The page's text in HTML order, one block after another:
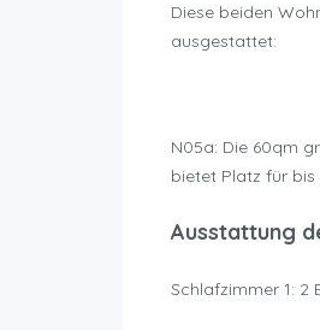
Diese beiden
ausgestattet:
N05a: Die 60qm
bietet Platz für bis
Ausstattung
Schlafzimmer 1: 2